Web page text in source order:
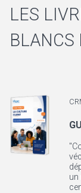
LES
BLANCS
un